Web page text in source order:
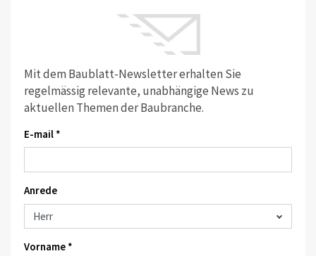
Mit dem Baublatt-Newsletter erhalten Sie
regelmässig relevante, unabhängige News zu
aktuellen Themen der Baubranche.
E-mail *
Anrede
Vorname *